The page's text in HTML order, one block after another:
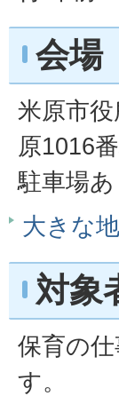
会場
米原市
原1016番
駐車場あ
大きな
対象
保育の
す。